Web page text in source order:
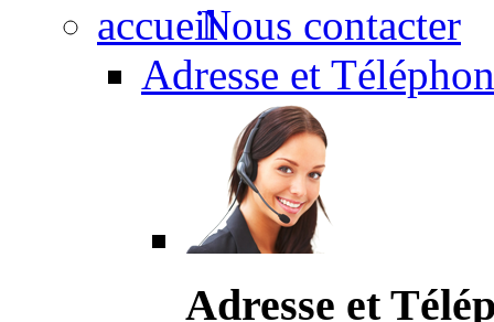
Nous contacter
Adresse et
Adresse et